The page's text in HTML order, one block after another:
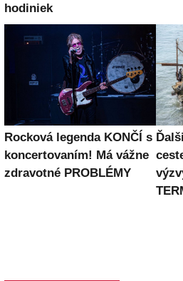
hodiniek
Rocková legenda KONČÍ s
koncertovaním! Má vážne
zdravotné PROBLÉMY